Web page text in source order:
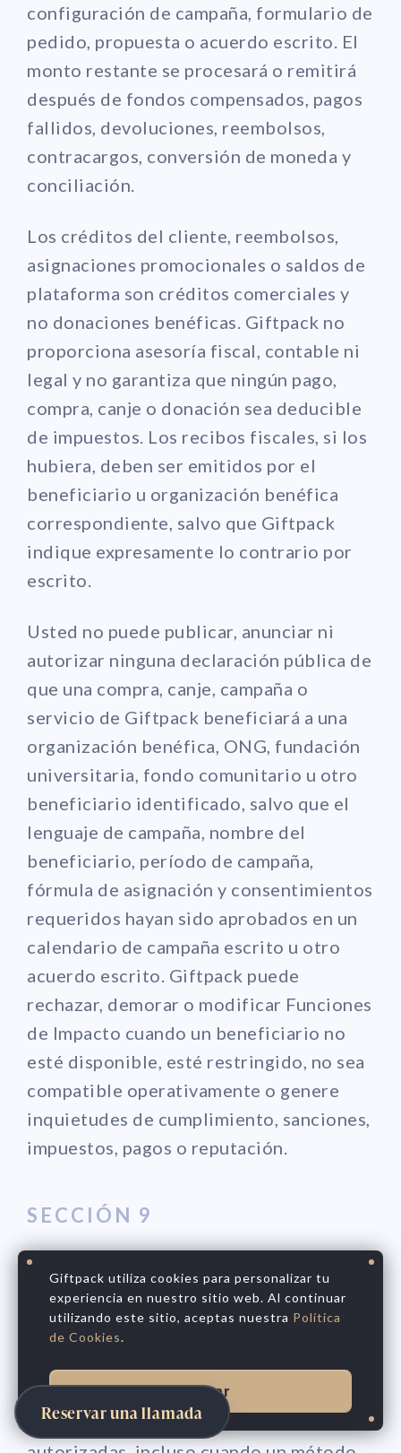
Reservar una llamada
configuración de campaña, formulario de
pedido, propuesta o acuerdo escrito. El
monto restante se procesará o remitirá
después de fondos compensados, pagos
fallidos, devoluciones, reembolsos,
contracargos, conversión de moneda y
conciliación.
Los créditos del cliente, reembolsos,
asignaciones promocionales o saldos de
plataforma son créditos comerciales y
no donaciones benéficas. Giftpack no
proporciona asesoría fiscal, contable ni
legal y no garantiza que ningún pago,
compra, canje o donación sea deducible
de impuestos. Los recibos fiscales, si los
hubiera, deben ser emitidos por el
beneficiario u organización benéfica
correspondiente, salvo que Giftpack
indique expresamente lo contrario por
escrito.
Usted no puede publicar, anunciar ni
autorizar ninguna declaración pública de
que una compra, canje, campaña o
servicio de Giftpack beneficiará a una
organización benéfica, ONG, fundación
universitaria, fondo comunitario u otro
beneficiario identificado, salvo que el
lenguaje de campaña, nombre del
beneficiario, período de campaña,
fórmula de asignación y consentimientos
requeridos hayan sido aprobados en un
calendario de campaña escrito u otro
acuerdo escrito. Giftpack puede
rechazar, demorar o modificar Funciones
de Impacto cuando un beneficiario no
esté disponible, esté restringido, no sea
compatible operativamente o genere
inquietudes de cumplimiento, sanciones,
impuestos, pagos o reputación.
SECCIÓN 9
Contracargos,
Cancelaciones y
Reembolsos
Usted sigue siendo responsable de los
importes adeudados por transacciones
Giftpack utiliza cookies para personalizar tu
experiencia en nuestro sitio web. Al continuar
utilizando este sitio, aceptas nuestra Política
de Cookies.
Aceptar